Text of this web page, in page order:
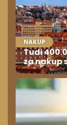
NAKUP
Tudi
za nakup